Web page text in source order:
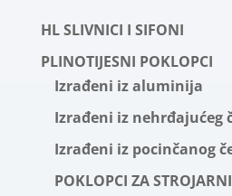
HL SLIVNICI I SIFONI
PLINOTIJESNI POKLOPCI
Izrađeni iz aluminija
Izrađeni iz nehrđajućeg
Izrađeni iz pocinčanog
POKLOPCI ZA